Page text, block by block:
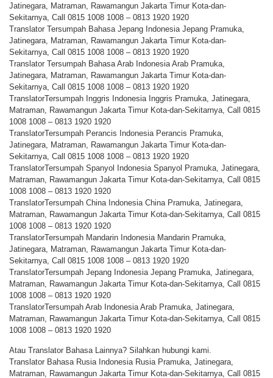
Jatinegara, Matraman, Rawamangun Jakarta Timur Kota-dan-
Sekitarnya, Call 0815 1008 1008 – 0813 1920 1920
Translator Tersumpah Bahasa Jepang Indonesia Jepang Pramuka,
Jatinegara, Matraman, Rawamangun Jakarta Timur Kota-dan-
Sekitarnya, Call 0815 1008 1008 – 0813 1920 1920
Translator Tersumpah Bahasa Arab Indonesia Arab Pramuka,
Jatinegara, Matraman, Rawamangun Jakarta Timur Kota-dan-
Sekitarnya, Call 0815 1008 1008 – 0813 1920 1920
TranslatorTersumpah Inggris Indonesia Inggris Pramuka, Jatinegara,
Matraman, Rawamangun Jakarta Timur Kota-dan-Sekitarnya, Call 0815
1008 1008 – 0813 1920 1920
TranslatorTersumpah Perancis Indonesia Perancis Pramuka,
Jatinegara, Matraman, Rawamangun Jakarta Timur Kota-dan-
Sekitarnya, Call 0815 1008 1008 – 0813 1920 1920
TranslatorTersumpah Spanyol Indonesia Spanyol Pramuka, Jatinegara,
Matraman, Rawamangun Jakarta Timur Kota-dan-Sekitarnya, Call 0815
1008 1008 – 0813 1920 1920
TranslatorTersumpah China Indonesia China Pramuka, Jatinegara,
Matraman, Rawamangun Jakarta Timur Kota-dan-Sekitarnya, Call 0815
1008 1008 – 0813 1920 1920
TranslatorTersumpah Mandarin Indonesia Mandarin Pramuka,
Jatinegara, Matraman, Rawamangun Jakarta Timur Kota-dan-
Sekitarnya, Call 0815 1008 1008 – 0813 1920 1920
TranslatorTersumpah Jepang Indonesia Jepang Pramuka, Jatinegara,
Matraman, Rawamangun Jakarta Timur Kota-dan-Sekitarnya, Call 0815
1008 1008 – 0813 1920 1920
TranslatorTersumpah Arab Indonesia Arab Pramuka, Jatinegara,
Matraman, Rawamangun Jakarta Timur Kota-dan-Sekitarnya, Call 0815
1008 1008 – 0813 1920 1920
Atau Translator Bahasa Lainnya? Silahkan hubungi kami.
Translator Bahasa Rusia Indonesia Rusia Pramuka, Jatinegara,
Matraman, Rawamangun Jakarta Timur Kota-dan-Sekitarnya, Call 0815